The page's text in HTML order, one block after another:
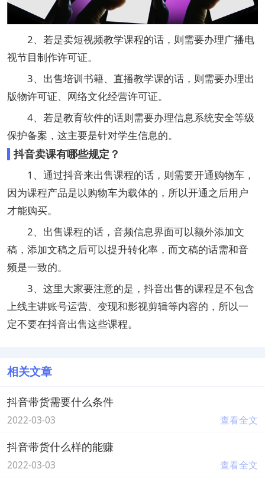
2、若是卖短视频教学课程的话，则需要办理广播电
视节目制作许可证。
3、出售培训书籍、直播教学课的话，则需要办理出
版物许可证、网络文化经营许可证。
4、若是教育软件的话则需要办理信息系统安全等级
保护备案，这主要是针对学生信息的。
抖音卖课有哪些规定？
1、通过抖音来出售课程的话，则需要开通购物车，
因为课程产品是以购物车为载体的，所以开通之后用户
才能购买。
2、出售课程的话，音频信息界面可以额外添加文
稿，添加文稿之后可以提升转化率，而文稿的话需和音
频是一致的。
3、这里大家要注意的是，抖音出售的课程是不包含
上线主讲账号运营、变现和影视剪辑等内容的，所以一
定不要在抖音出售这些课程。
相关文章
抖音带货需要什么条件
2022-03-03 查看全文
抖音带货什么样的能赚
2022-03-03 查看全文